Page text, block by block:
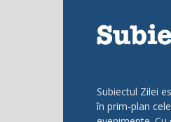
Subiectul Zilei
în prim-plan